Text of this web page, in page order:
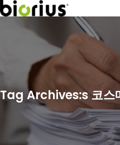
Tag Archives:s 코스